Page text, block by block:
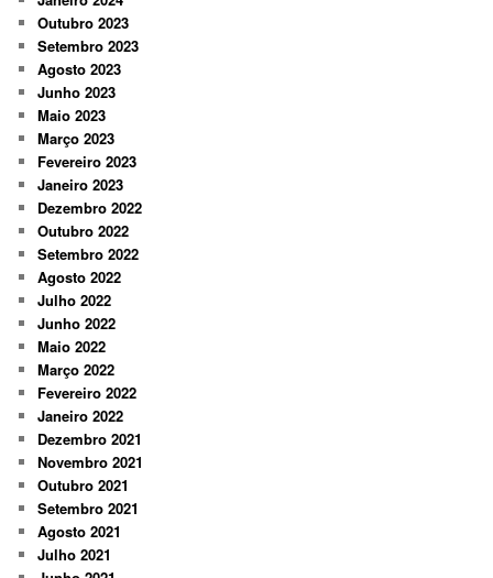
Outubro 2023
Setembro 2023
Agosto 2023
Junho 2023
Maio 2023
Março 2023
Fevereiro 2023
Janeiro 2023
Dezembro 2022
Outubro 2022
Setembro 2022
Agosto 2022
Julho 2022
Junho 2022
Maio 2022
Março 2022
Fevereiro 2022
Janeiro 2022
Dezembro 2021
Novembro 2021
Outubro 2021
Setembro 2021
Agosto 2021
Julho 2021